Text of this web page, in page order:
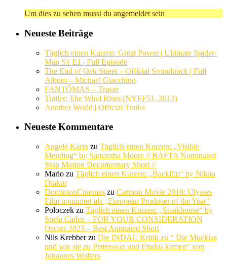
Um dies zu sehen musst du angemeldet sein
Neueste Beiträge
Täglich einen Kurzen: Great Power | Ultimate Spider-
Man S1 E1 | Full Episode
The End of Oak Street – Official Soundtrack | Full
Album – Michael Giacchino
FANTÔMAS – Teaser
Trailer: The Wind Rises (NYFF51, 2013)
Another World | Official Trailer
Neueste Kommentare
Angele Karin zu Täglich einen Kurzen: „Visible
Mending“ by Samantha Moore // BAFTA Nominated
Stop Motion Documentary Short //
Mario zu Täglich einen Kurzen: „Backflip“ by Nikita
Diakur
DominionCinemas zu Cartoon Movie 2016: Ulysses
Film nominiert als „European Producer of the Year“
Poloczek zu Täglich einen Kurzen: „Steakhouse“ by
Spela Cadez – FOR YOUR CONSIDERATION
Oscars 2023 – Best Animated Short
Nils Krebberzu Die INDAC Kritik zu “ Die Mucklas
und wie sie zu Pettersson und Findus kamen“ von
Johannes Wolters